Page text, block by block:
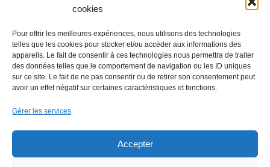
cookies
Pour offrir les meilleures expériences, nous utilisons des technologies
telles que les cookies pour stocker et/ou accéder aux informations des
appareils. Le fait de consentir à ces technologies nous permettra de traiter
des données telles que le comportement de navigation ou les ID uniques
sur ce site. Le fait de ne pas consentir ou de retirer son consentement peut
avoir un effet négatif sur certaines caractéristiques et fonctions.
Gérer les services
Accepter
Mentions légales
Pour aller plus loin :
Se syndiquer en ligne